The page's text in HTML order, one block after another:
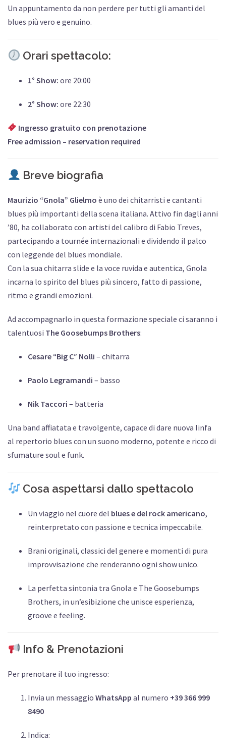
Un appuntamento da non perdere per tutti gli amanti del
blues più vero e genuino.
Orari spettacolo:
1° Show: ore 20:00
2° Show: ore 22:30
Ingresso gratuito con prenotazione
Free admission – reservation required
Breve biografia
Maurizio “Gnola” Glielmo è uno dei chitarristi e cantanti
blues più importanti della scena italiana. Attivo fin dagli anni
’80, ha collaborato con artisti del calibro di Fabio Treves,
partecipando a tournée internazionali e dividendo il palco
con leggende del blues mondiale.
Con la sua chitarra slide e la voce ruvida e autentica, Gnola
incarna lo spirito del blues più sincero, fatto di passione,
ritmo e grandi emozioni.
Ad accompagnarlo in questa formazione speciale ci saranno i
talentuosi The Goosebumps Brothers:
Cesare “Big C” Nolli – chitarra
Paolo Legramandi – basso
Nik Taccori – batteria
Una band affiatata e travolgente, capace di dare nuova linfa
al repertorio blues con un suono moderno, potente e ricco di
sfumature soul e funk.
Cosa aspettarsi dallo spettacolo
Un viaggio nel cuore del blues e del rock americano,
reinterpretato con passione e tecnica impeccabile.
Brani originali, classici del genere e momenti di pura
improvvisazione che renderanno ogni show unico.
La perfetta sintonia tra Gnola e The Goosebumps
Brothers, in un’esibizione che unisce esperienza,
groove e feeling.
Info & Prenotazioni
Per prenotare il tuo ingresso:
Invia un messaggio WhatsApp al numero +39 366 999
8490
Indica: